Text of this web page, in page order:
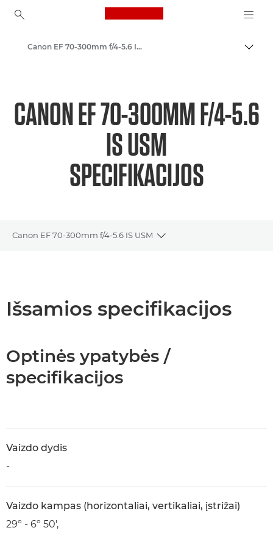
Canon Logo, back to
Canon EF 70-300mm f/4-5.6 IS USM - Objektyvai – video- ir fotoobjektyvai
CANON EF 70-300MM F/4-5.6
IS USM
SPECIFIKACIJOS
Canon EF 70-300mm f/4-5.6 IS USM
Toggle breadcrumbs
Išsamios specifikacijos
Optinės ypatybės /
specifikacijos
Vaizdo dydis
-
Vaizdo kampas (horizontaliai, vertikaliai, įstrižai)
29º - 6º 50',